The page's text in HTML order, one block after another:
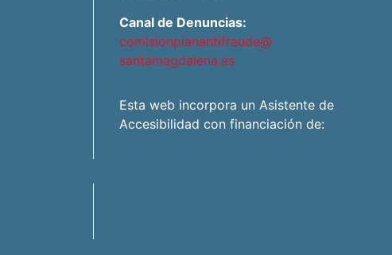
Canal de Denuncias:
comisionplanantifraude@
santamagdalena.es
Esta web incorpora un Asistente de
Accesibilidad con financiación de: